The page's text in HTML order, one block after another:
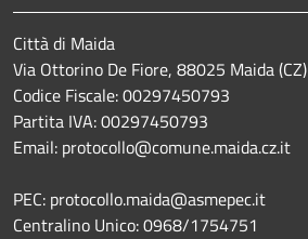
Città di Maida
Via Ottorino De Fiore, 88025 Maida (CZ)
Codice Fiscale: 00297450793
Partita IVA: 00297450793
Email: protocollo@comune.maida.cz.it
PEC: protocollo.maida@asmepec.it
Centralino Unico: 0968/1754751